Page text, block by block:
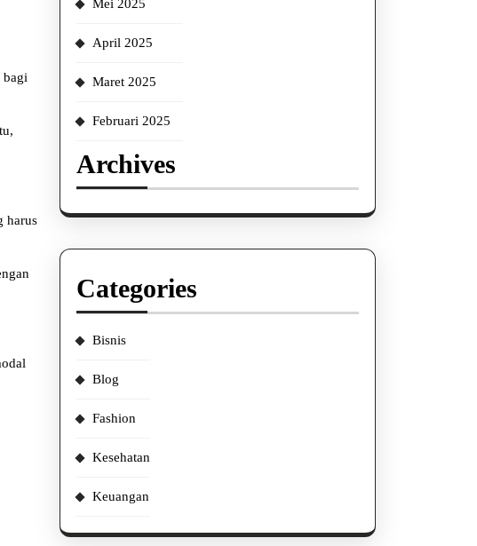
bagi
harus
Mei 2025
April 2025
Maret 2025
Februari 2025
Archives
Categories
Bisnis
Blog
Fashion
Kesehatan
Keuangan